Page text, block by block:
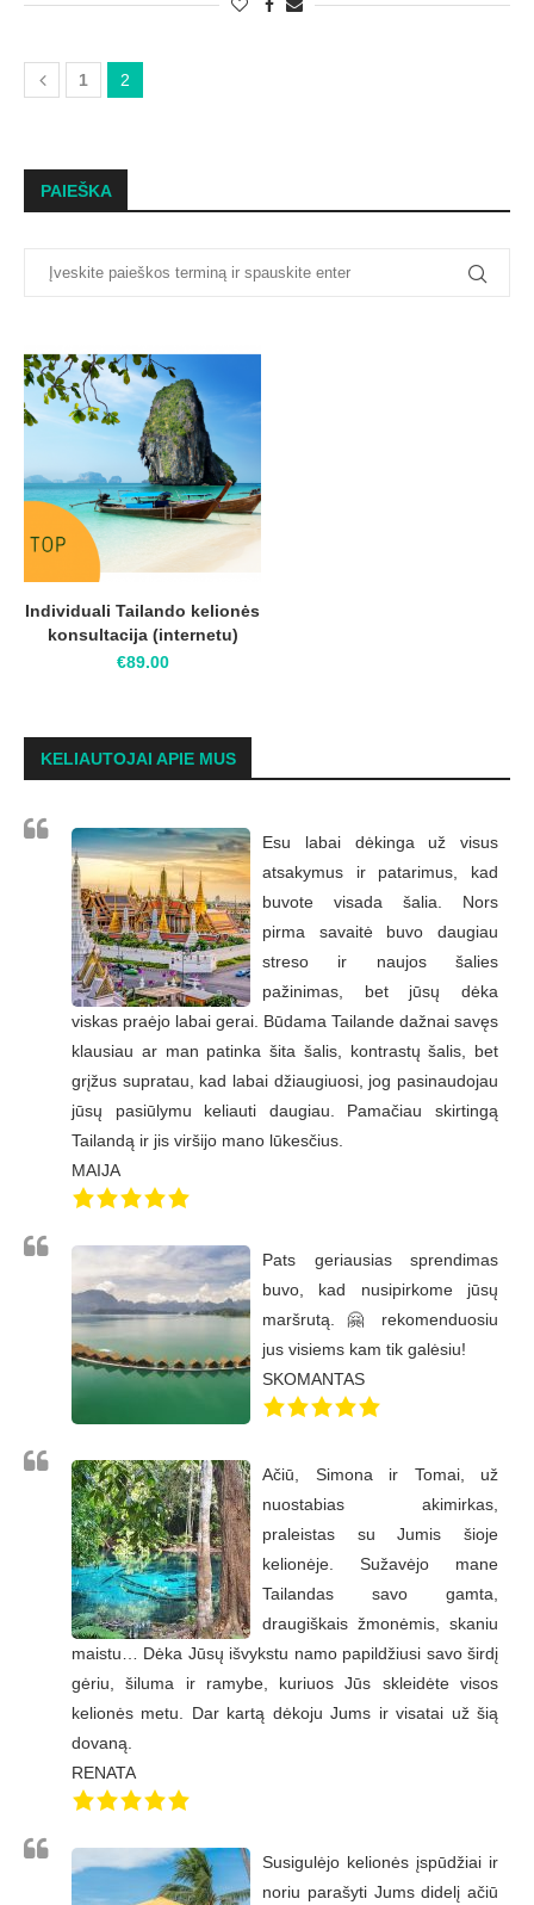
1 2
PAIEŠKA
Individuali Tailando kelionės
konsultacija (internetu)
€89.00
KELIAUTOJAI APIE MUS
Esu labai dėkinga už visus
atsakymus ir patarimus, kad
buvote visada šalia. Nors
pirma savaitė buvo daugiau
streso ir naujos šalies
pažinimas, bet jūsų dėka
viskas praėjo labai gerai. Būdama Tailande dažnai savęs
klausiau ar man patinka šita šalis, kontrastų šalis, bet
grįžus supratau, kad labai džiaugiuosi, jog pasinaudojau
jūsų pasiūlymu keliauti daugiau. Pamačiau skirtingą
Tailandą ir jis viršijo mano lūkesčius.
MAIJA
Pats geriausias sprendimas
buvo, kad nusipirkome jūsų
maršrutą. 🤗 rekomenduosiu
jus visiems kam tik galėsiu!
SKOMANTAS
Ačiū, Simona ir Tomai, už
nuostabias akimirkas,
praleistas su Jumis šioje
kelionėje. Sužavėjo mane
Tailandas savo gamta,
draugiškais žmonėmis, skaniu
maistu… Dėka Jūsų išvykstu namo papildžiusi savo širdį
gėriu, šiluma ir ramybe, kuriuos Jūs skleidėte visos
kelionės metu. Dar kartą dėkoju Jums ir visatai už šią
dovaną.
RENATA
Susigulėjo kelionės įspūdžiai ir
noriu parašyti Jums didelį ačiū